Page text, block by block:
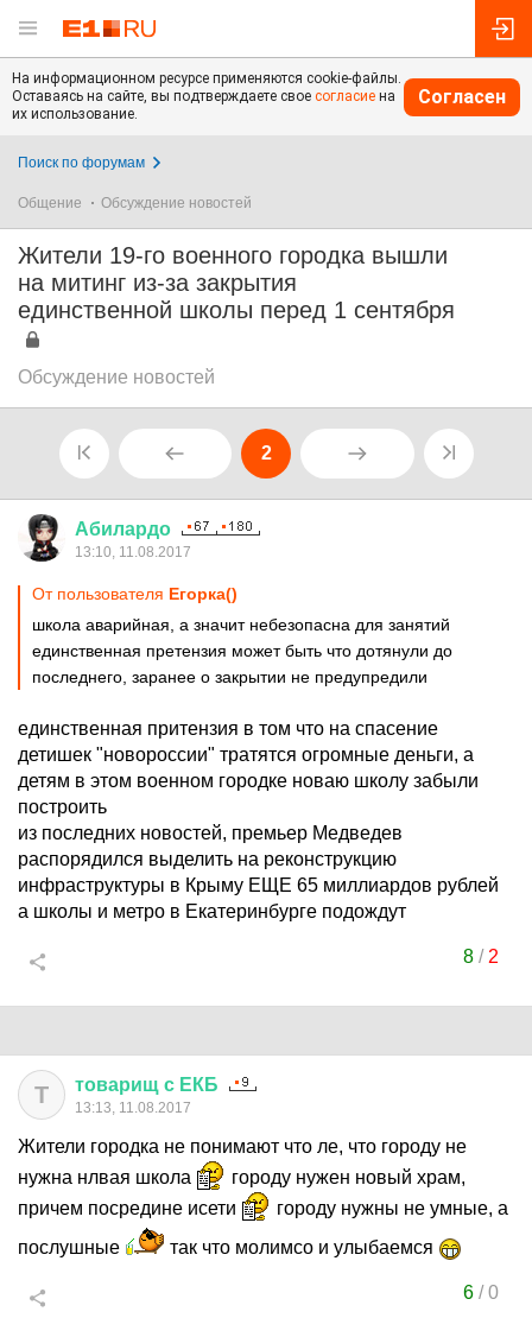
На информационном ресурсе применяются cookie-файлы.
Оставаясь на сайте, вы подтверждаете свое согласие на
их использование.
Согласен
Поиск по форумам
Общение Обсуждение новостей
Жители 19-го военного городка вышли
на митинг из-за закрытия
единственной школы перед 1 сентября
Обсуждение новостей
2
Абилардо
13:10, 11.08.2017
От пользователя Егорка()
школа аварийная, а значит небезопасна для занятий
единственная претензия может быть что дотянули до
последнего, заранее о закрытии не предупредили
единственная притензия в том что на спасение
детишек "новороссии" тратятся огромные деньги, а
детям в этом военном городке новаю школу забыли
построить
из последних новостей, премьер Медведев
распорядился выделить на реконструкцию
инфраструктуры в Крыму ЕЩЕ 65 миллиардов рублей
а школы и метро в Екатеринбурге подождут
8/ 2
Т товарищ с ЕКБ
13:13, 11.08.2017
Жители городка не понимают что ле, что городу не
нужна нлвая школа
городу нужен новый храм,
причем посредине исети
городу нужны не умные, а
послушные
так что молимсо и улыбаемся
6/0